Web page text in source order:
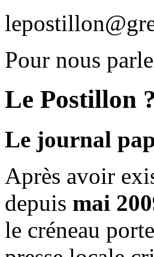
Pour nous
Le Postillon ?
Le journal
Après avoir
depuis mai
le créneau